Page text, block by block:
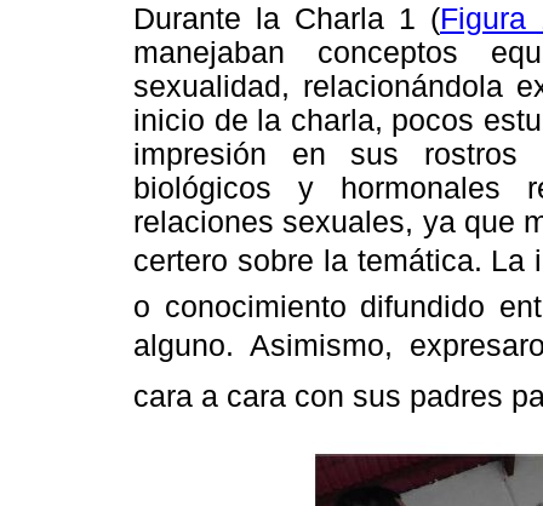
Durante la Charla 1 (Figura
manejaban conceptos
sexualidad, relacionándola
inicio de la charla, pocos
impresión en sus rostros
biológicos y hormonales
relaciones sexuales, ya que
certero sobre la temática. La
o conocimiento difundido
alguno. Asimismo,
cara a cara con sus padres